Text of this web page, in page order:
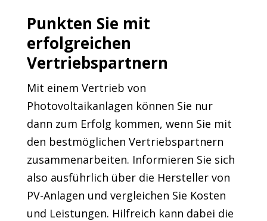
Punkten Sie mit
erfolgreichen
Vertriebspartnern
Mit einem Vertrieb von
Photovoltaikanlagen können Sie nur
dann zum Erfolg kommen, wenn Sie mit
den bestmöglichen Vertriebspartnern
zusammenarbeiten. Informieren Sie sich
also ausführlich über die Hersteller von
PV-Anlagen und vergleichen Sie Kosten
und Leistungen. Hilfreich kann dabei die